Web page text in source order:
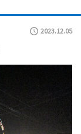
2023.12.05